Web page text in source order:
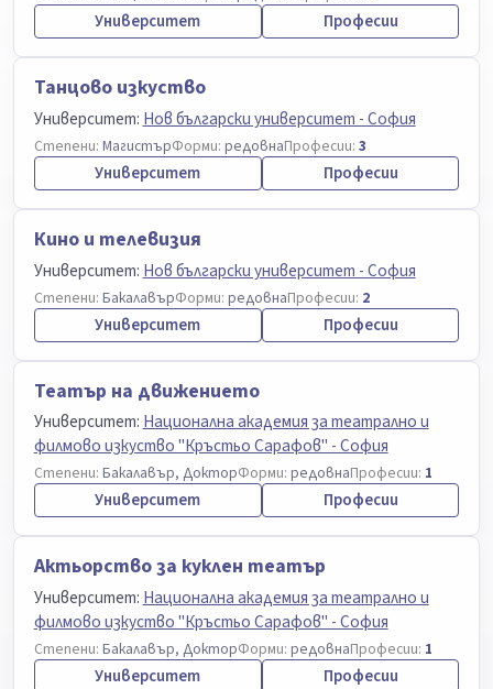
Университет Професии
Танцово изкуство
Университет: Нов български университет - София
Степени: МагистърФорми: редовнаПрофесии: 3
Университет Професии
Кино и телевизия
Университет: Нов български университет - София
Степени: БакалавърФорми: редовнаПрофесии: 2
Университет Професии
Театър на движението
Университет: Национална академия за театрално и
филмово изкуство "Кръстьо Сарафов" - София
Степени: Бакалавър, ДокторФорми: редовнаПрофесии: 1
Университет Професии
Актьорство за куклен театър
Университет: Национална академия за театрално и
филмово изкуство "Кръстьо Сарафов" - София
Степени: Бакалавър, ДокторФорми: редовнаПрофесии: 1
Университет Професии